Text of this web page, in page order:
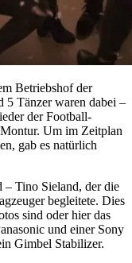
Betriebshof der
5 Tänzer waren dabei –
der Football-
Um im Zeitplan
gab es natürlich
– Tino Sieland, der die
begleitete. Dies
sind oder hier das
und einer Sony
Gimbel Stabilizer.